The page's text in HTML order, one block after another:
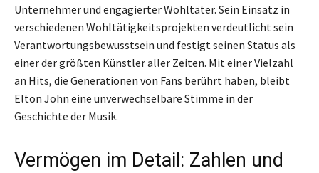
Unternehmer und engagierter Wohltäter. Sein Einsatz in
verschiedenen Wohltätigkeitsprojekten verdeutlicht sein
Verantwortungsbewusstsein und festigt seinen Status als
einer der größten Künstler aller Zeiten. Mit einer Vielzahl
an Hits, die Generationen von Fans berührt haben, bleibt
Elton John eine unverwechselbare Stimme in der
Geschichte der Musik.
Vermögen im Detail: Zahlen und